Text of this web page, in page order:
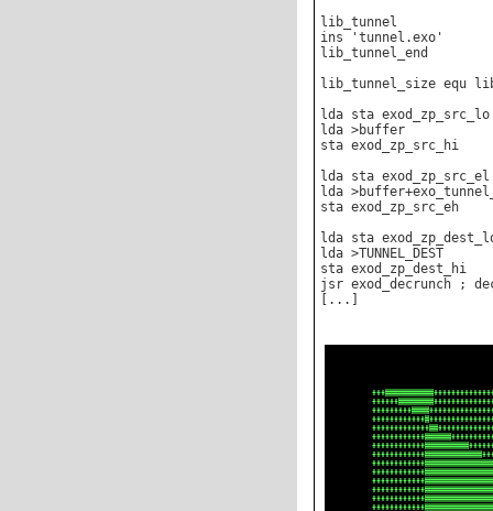
lib_tunnel
ins 'tunnel.exo'
lib_tunnel_end
lib_tunnel_size equ
lda sta
lda >buffer
sta exod_zp_src_hi
lda sta
lda
sta exod_zp_src_eh
lda sta
lda >TUNNEL_DEST
sta exod_zp_dest_hi
jsr exod_decrunch ;
[...]